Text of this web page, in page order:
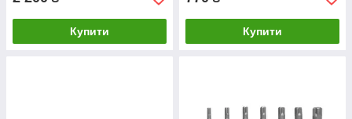
Купити Купити